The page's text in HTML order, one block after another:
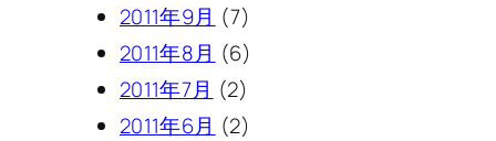
2011年9月 (7)
2011年8月 (6)
2011年7月 (2)
2011年6月 (2)